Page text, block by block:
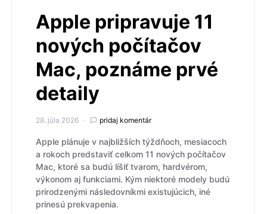
Apple pripravuje 11
nových počítačov
Mac, poznáme prvé
detaily
28. júla 2026 pridaj komentár
Apple plánuje v najbližších týždňoch, mesiacoch
a rokoch predstaviť celkom 11 nových počítačov
Mac, ktoré sa budú líšiť tvarom, hardvérom,
výkonom aj funkciami. Kým niektoré modely budú
prirodzenými následovníkmi existujúcich, iné
prinesú prekvapenia.